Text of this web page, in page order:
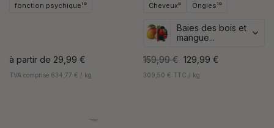
fonction psychique¹⁰
à partir de 29,99 €
TVA comprise 634,77 € / kg
Cheveux⁸
Ongles¹⁰
Baies des bois et
mangue...
159,99 € 129,99 €
309,50 € TTC / kg